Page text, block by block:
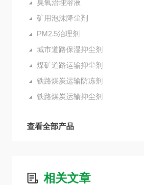
臭氧治理溶液
矿用泡沫降尘剂
PM2.5治理剂
城市道路保湿抑尘剂
煤矿道路运输抑尘剂
铁路煤炭运输防冻剂
铁路煤炭运输抑尘剂
查看全部产品
相关文章